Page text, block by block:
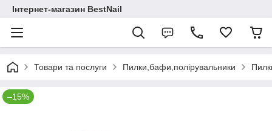
Інтернет-магазин BestNail
Товари та послуги Пилки,бафи,полірувальники
–15%